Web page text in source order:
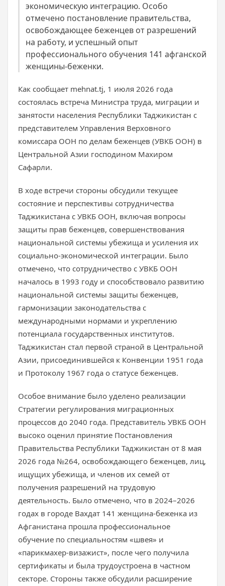
экономическую интеграцию. Особо
отмечено постановление правительства,
освобождающее беженцев от разрешений
на работу, и успешный опыт
профессионального обучения 141 афганской
женщины-беженки.
Как сообщает mehnat.tj, 1 июля 2026 года
состоялась встреча Министра труда, миграции и
занятости населения Республики Таджикистан с
представителем Управления Верховного
комиссара ООН по делам беженцев (УВКБ ООН) в
Центральной Азии господином Махиром
Сафарли.
В ходе встречи стороны обсудили текущее
состояние и перспективы сотрудничества
Таджикистана с УВКБ ООН, включая вопросы
защиты прав беженцев, совершенствования
национальной системы убежища и усиления их
социально-экономической интеграции. Было
отмечено, что сотрудничество с УВКБ ООН
началось в 1993 году и способствовало развитию
национальной системы защиты беженцев,
гармонизации законодательства с
международными нормами и укреплению
потенциала государственных институтов.
Таджикистан стал первой страной в Центральной
Азии, присоединившейся к Конвенции 1951 года
и Протоколу 1967 года о статусе беженцев.
Особое внимание было уделено реализации
Стратегии регулирования миграционных
процессов до 2040 года. Представитель УВКБ ООН
высоко оценил принятие Постановления
Правительства Республики Таджикистан от 8 мая
2026 года №264, освобождающего беженцев, лиц,
ищущих убежища, и членов их семей от
получения разрешений на трудовую
деятельность. Было отмечено, что в 2024–2026
годах в городе Вахдат 141 женщина-беженка из
Афганистана прошла профессиональное
обучение по специальностям «швея» и
«парикмахер-визажист», после чего получила
сертификаты и была трудоустроена в частном
секторе. Стороны также обсудили расширение